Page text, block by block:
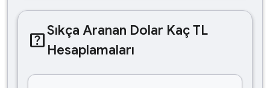
help_centerSıkça Aranan Dolar Kaç TL
Hesaplamaları